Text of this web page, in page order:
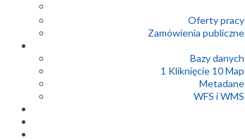
Oferty pracy
Zamówienia publiczne
Bazy danych
1 Kliknięcie 10 Map
Metadane
WFS i WMS